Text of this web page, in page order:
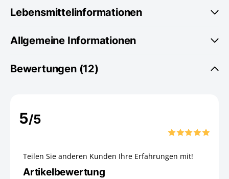
Lebensmittelinformationen
Allgemeine Informationen
Bewertungen (12)
5/5
Teilen Sie anderen Kunden Ihre Erfahrungen mit!
Artikelbewertung